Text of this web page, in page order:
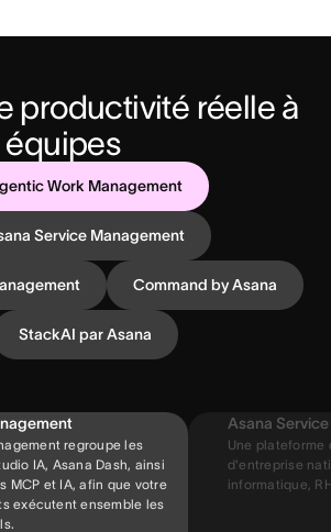
productivité réelle à
équipes
Work Management
Service Management
Command by Asana
StackAI par Asana
regroupe les
IA, Asana Dash, ainsi
MCP et IA, afin que votre
exécutent ensemble les
Asana
Une plateforme
d'entreprise
informatique,